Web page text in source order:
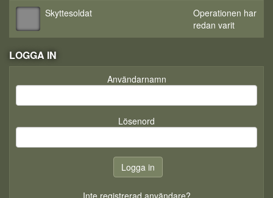
Skyttesoldat
Operationen har
redan varit
LOGGA IN
Användarnamn
Lösenord
Inte registrerad användare?